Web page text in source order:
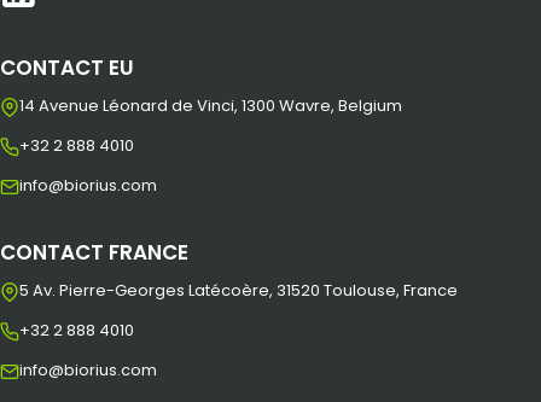
CONTACT EU
14 Avenue Léonard de Vinci, 1300 Wavre, Belgium
+32 2 888 4010
info@biorius.com
CONTACT FRANCE
5 Av. Pierre-Georges Latécoère, 31520 Toulouse, France
+32 2 888 4010
info@biorius.com